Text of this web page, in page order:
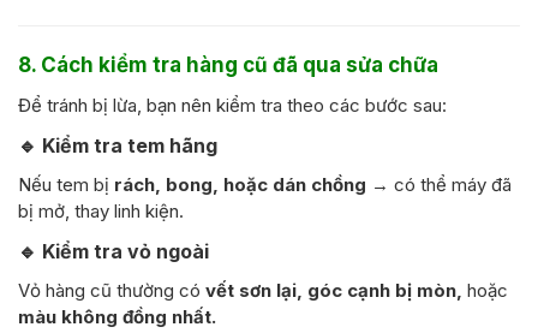
8. Cách kiểm tra hàng cũ đã qua sửa chữa
Để tránh bị lừa, bạn nên kiểm tra theo các bước sau:
🔹 Kiểm tra tem hãng
Nếu tem bị rách, bong, hoặc dán chồng → có thể máy đã
bị mở, thay linh kiện.
🔹 Kiểm tra vỏ ngoài
Vỏ hàng cũ thường có vết sơn lại, góc cạnh bị mòn, hoặc
màu không đồng nhất.